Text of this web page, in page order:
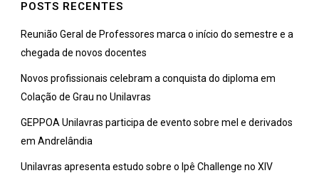
POSTS RECENTES
Reunião Geral de Professores marca o início do semestre e a
chegada de novos docentes
Novos profissionais celebram a conquista do diploma em
Colação de Grau no Unilavras
GEPPOA Unilavras participa de evento sobre mel e derivados
em Andrelândia
Unilavras apresenta estudo sobre o Ipê Challenge no XIV